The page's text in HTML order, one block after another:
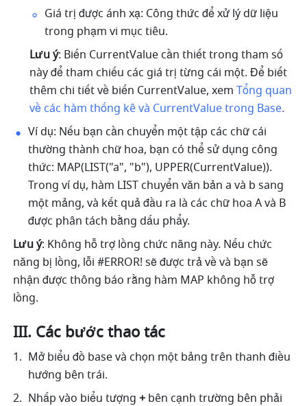
Giá trị được ánh xạ: Công thức để xử lý dữ liệu
trong phạm vi mục tiêu.
Lưu ý: Biến CurrentValue cần thiết trong tham số
này để tham chiếu các giá trị từng cái một. Để biết
thêm chi tiết về biến CurrentValue, xem Tổng quan
về các hàm thống kê và CurrentValue trong Base.
Ví dụ: Nếu bạn cần chuyển một tập các chữ cái
thường thành chữ hoa, bạn có thể sử dụng công
thức: MAP(LIST("a", "b"), UPPER(CurrentValue)).
Trong ví dụ, hàm LIST chuyển văn bản a và b sang
một mảng, và kết quả đầu ra là các chữ hoa A và B
được phân tách bằng dấu phẩy.
Lưu ý: Không hỗ trợ lồng chức năng này. Nếu chức
năng bị lồng, lỗi #ERROR! sẽ được trả về và bạn sẽ
nhận được thông báo rằng hàm MAP không hỗ trợ
lồng.
III. Các bước thao tác
Mở biểu đồ base và chọn một bảng trên thanh điều
hướng bên trái.
Nhấp vào biểu tượng + bên cạnh trường bên phải